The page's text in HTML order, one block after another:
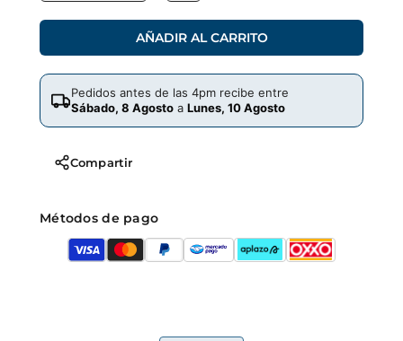
AÑADIR AL CARRITO
Pedidos antes de las 4pm recibe entre
Sábado, 8 Agosto a Lunes, 10 Agosto
Compartir
Métodos de pago